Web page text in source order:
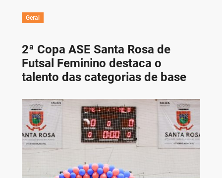
Geral
2ª Copa ASE Santa Rosa de
Futsal Feminino destaca o
talento das categorias de base